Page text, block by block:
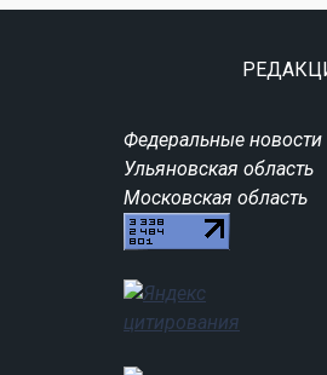
Федеральные новости
Ульяновская область
Московская область